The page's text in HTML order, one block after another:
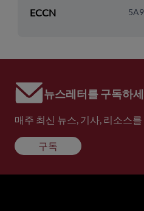
ECCN
뉴스레터를 구독하
매주 최신 뉴스, 기사, 리소스
구독